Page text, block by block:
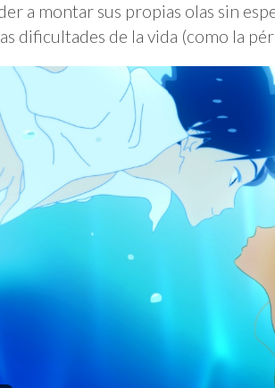
a montar sus propias olas sin
dificultades de la vida (como la